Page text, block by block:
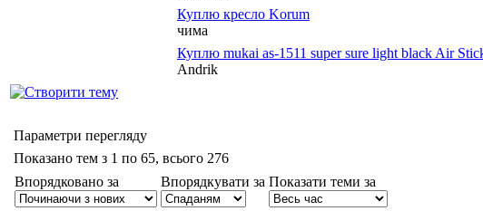
Куплю кресло Korum
чима
Куплю mukai as-1511 super sure light black Air
Andrik
Параметри перегляду
Показано тем з 1 по 65, всього 276
Впорядковано за
Впорядкувати за Показати теми за